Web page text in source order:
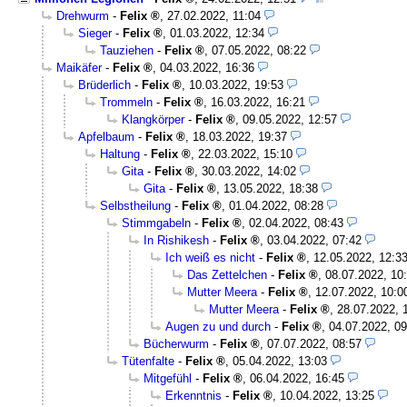
Drehwurm - Felix , 27.02.2022, 11:04
Sieger- Felix , 01.03.2022, 12:34
Tauziehen - Felix , 07.05.2022, 08:22
Maikäfer- Felix , 04.03.2022, 16:36
Brüderlich - Felix , 10.03.2022, 19:53
Trommeln - Felix , 16.03.2022, 16:21
Klangkörper- Felix , 09.05.2022, 12:57
Apfelbaum - Felix , 18.03.2022, 19:37
Haltung - Felix , 22.03.2022, 15:10
Gita- Felix , 30.03.2022, 14:02
Gita- Felix , 13.05.2022, 18:38
Selbstheilung - Felix , 01.04.2022, 08:28
Stimmgabeln - Felix , 02.04.2022, 08:43
In Rishikesh - Felix , 03.04.2022, 07:42
Ich weiß es nicht - Felix , 12.05.2022, 12:33
Das Zettelchen - Felix , 08.07.2022,
Mutter Meera- Felix , 12.07.2022,
Mutter Meera- Felix , 28.07.2022,
Augen zu und durch - Felix , 04.07.2022,
Bücherwurm - Felix , 07.07.2022, 08:57
Tütenfalte - Felix , 05.04.2022, 13:03
Mitgefühl - Felix , 06.04.2022, 16:45
Erkenntnis - Felix , 10.04.2022, 13:25